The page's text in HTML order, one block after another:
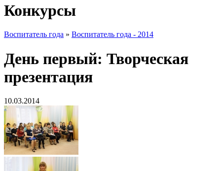
Конкурсы
Воспитатель года » Воспитатель года - 2014
День первый: Творческая
презентация
10.03.2014